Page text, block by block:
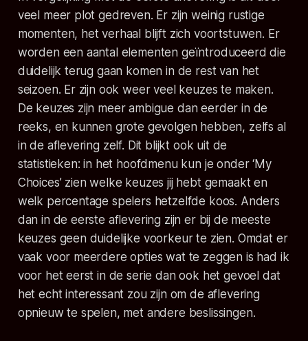
veel meer plot gedreven. Er zijn weinig rustige
momenten, het verhaal blijft zich voortstuwen. Er
worden een aantal elementen geïntroduceerd die
duidelijk terug gaan komen in de rest van het
seizoen. Er zijn ook weer veel keuzes te maken.
De keuzes zijn meer ambigue dan eerder in de
reeks, en kunnen grote gevolgen hebben, zelfs al
in de aflevering zelf. Dit blijkt ook uit de
statistieken: in het hoofdmenu kun je onder ‘My
Choices’ zien welke keuzes jij hebt gemaakt en
welk percentage spelers hetzelfde koos. Anders
dan in de eerste aflevering zijn er bij de meeste
keuzes geen duidelijke voorkeur te zien. Omdat er
vaak voor meerdere opties wat te zeggen is had ik
voor het eerst in de serie dan ook het gevoel dat
het echt interessant zou zijn om de aflevering
opnieuw te spelen, met andere beslissingen.